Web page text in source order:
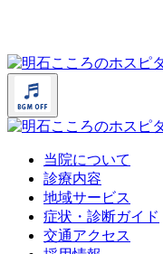
当院について
診療内容
地域サービス
症状・診断ガイド
交通アクセス